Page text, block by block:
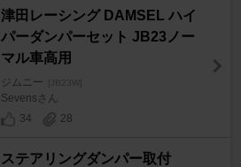
津田レーシング DAMSEL ハイ
パーダンパーセット JB23ノー
マル車高用
ジムニー [JB23W]
Sevensさん
34
28
ステアリングダンパー取付